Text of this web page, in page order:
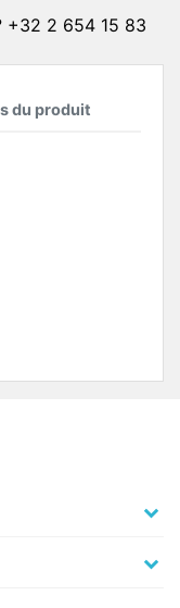
+32 2 654 15 83
du produit